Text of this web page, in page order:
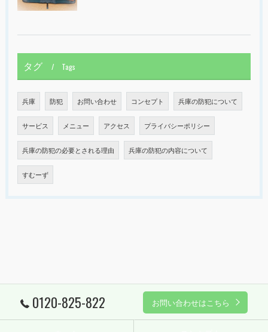
タグ Tags
兵庫 防犯 お問い合わせ コンセプト 兵庫の防犯について
サービス メニュー アクセス プライバシーポリシー
兵庫の防犯の必要とされる理由 兵庫の防犯の内容について
すむーず
0120-825-822 お問い合わせはこちら